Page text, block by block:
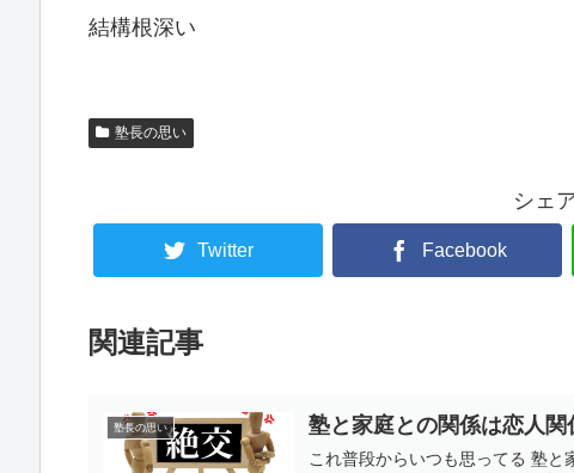
結構根深い
塾長の思い
シェ
Twitter Facebook
関連記事
塾長の思い 塾と家庭との関係は恋人関
これ普段からいつも思ってる 塾と